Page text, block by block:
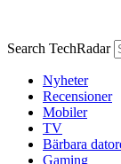
Search TechRadar
Nyheter
Recensioner
Mobiler
TV
Bärbara
Gaming